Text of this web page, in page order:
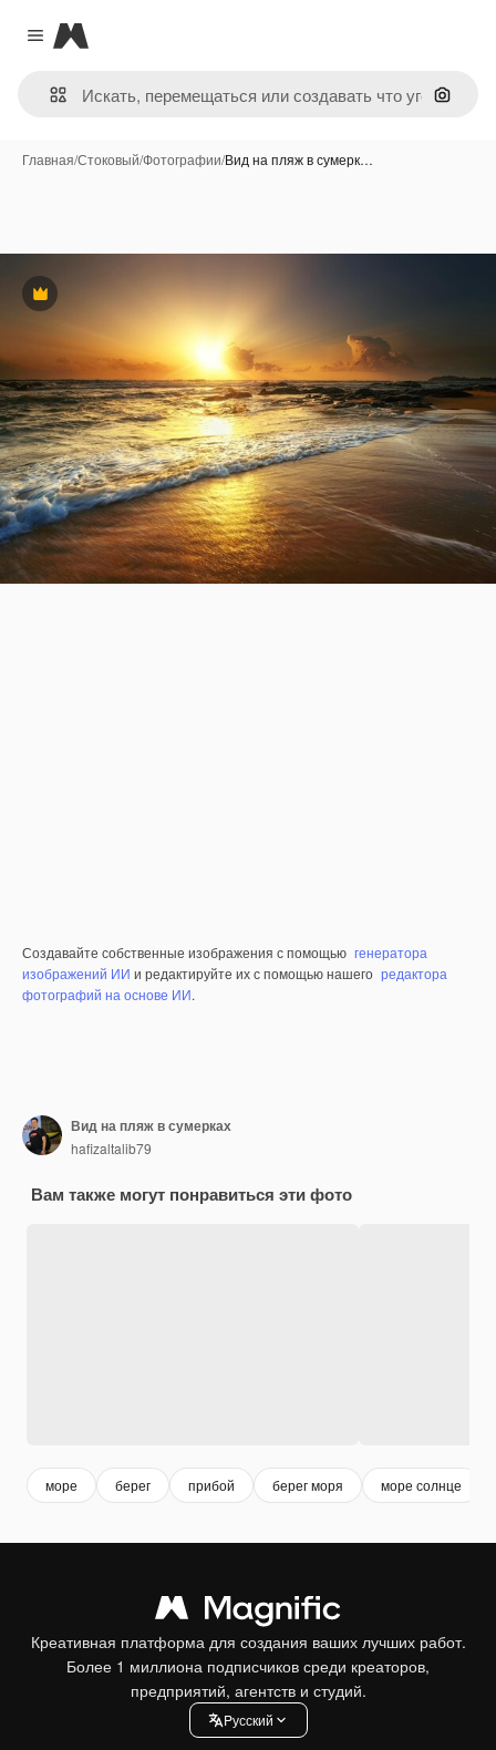
Close menu
Magnific
Поиск
Главная/Стоковый/Фотографии/Вид на пляж в сумерк…
Премиум
Создавайте собственные изображения с помощью генератора
изображений ИИ и редактируйте их с помощью нашего редактора
фотографий на основе ИИ.
Вид на пляж в сумерках
hafizaltalib79
Вам также могут понравиться эти фото
море берег прибой берег моря море солнце
Креативная платформа для создания ваших лучших работ.
Более 1 миллиона подписчиков среди креаторов,
предприятий, агентств и студий.
Pусский